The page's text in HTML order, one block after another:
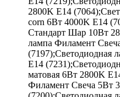
2800K E14
corn 6Вт 4000K E14
Стандарт Шар 10Вт
лампа Филамент
(7197);Светодиодная
E14
матовая 6Вт 2800K
Филамент Свеча 5Вт